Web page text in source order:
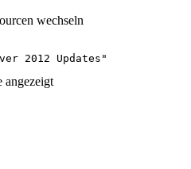
wechseln
2012 Updates"
angezeigt